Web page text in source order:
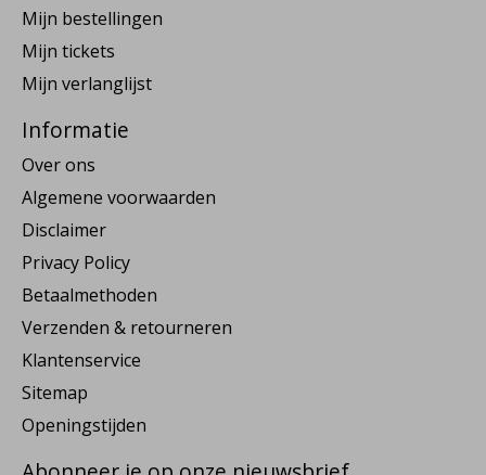
Mijn bestellingen
Mijn tickets
Mijn verlanglijst
Informatie
Over ons
Algemene voorwaarden
Disclaimer
Privacy Policy
Betaalmethoden
Verzenden & retourneren
Klantenservice
Sitemap
Openingstijden